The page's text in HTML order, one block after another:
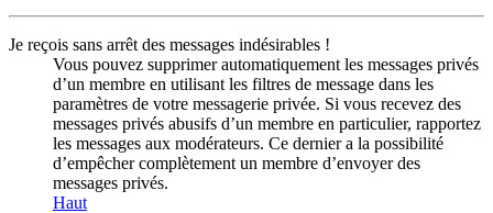
Je reçois sans arrêt des messages indésirables !
Vous pouvez supprimer automatiquement les messages privés
d’un membre en utilisant les filtres de message dans les
paramètres de votre messagerie privée. Si vous recevez des
messages privés abusifs d’un membre en particulier, rapportez
les messages aux modérateurs. Ce dernier a la possibilité
d’empêcher complètement un membre d’envoyer des
messages privés.
Haut